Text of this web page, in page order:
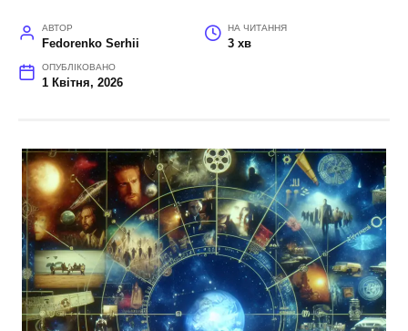
АВТОР
Fedorenko Serhii
НА ЧИТАННЯ
3 хв
ОПУБЛІКОВАНО
1 Квітня, 2026